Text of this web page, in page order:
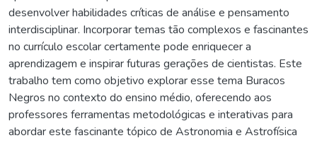
desenvolver habilidades críticas de análise e pensamento
interdisciplinar. Incorporar temas tão complexos e fascinantes
no currículo escolar certamente pode enriquecer a
aprendizagem e inspirar futuras gerações de cientistas. Este
trabalho tem como objetivo explorar esse tema Buracos
Negros no contexto do ensino médio, oferecendo aos
professores ferramentas metodológicas e interativas para
abordar este fascinante tópico de Astronomia e Astrofísica